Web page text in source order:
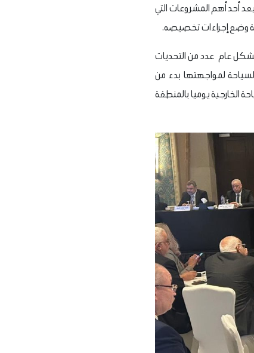
أحد أهم المشروعات التي
وضع إجراءات تخصيصه.
بشكل عام عدد من التحديات
لمواجهتها بدء من
الخارجية يوميا بالمنطقة